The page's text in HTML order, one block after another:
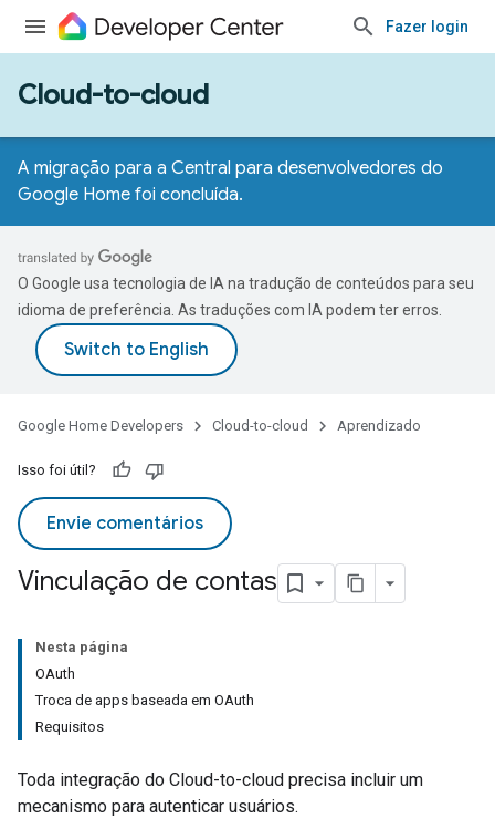
Fazer login
Cloud-to-cloud
A migração para a Central para desenvolvedores do
Google Home foi concluída.
O Google usa tecnologia de IA na tradução de conteúdos para seu
idioma de preferência. As traduções com IA podem ter erros.
Google Home Developers Cloud-to-cloud Aprendizado
Isso foi útil?
Envie comentários
Vinculação de contas
Nesta página
OAuth
Troca de apps baseada em OAuth
Requisitos
Toda integração do Cloud-to-cloud precisa incluir um
mecanismo para autenticar usuários.